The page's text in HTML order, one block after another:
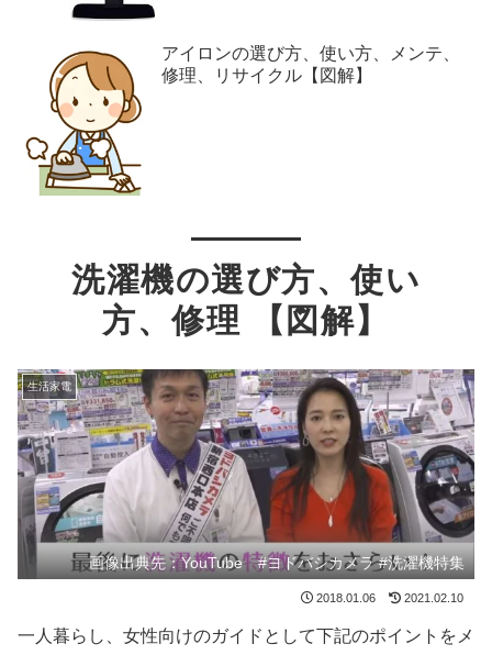
アイロンの選び方、使い方、メンテ、
修理、リサイクル【図解】
洗濯機の選び方、使い
方、修理 【図解】
生活家電
画像出典先：YouTube #ヨドバシカメラ​ #洗濯機特集
2018.01.06 2021.02.10
一人暮らし、女性向けのガイドとして下記のポイントをメ